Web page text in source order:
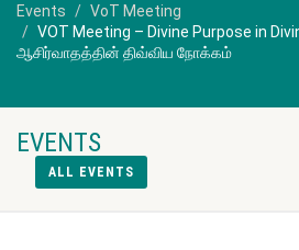
Events
VoT Meeting
VOT Meeting – Divine Purpose in
ஆசிர்வாதத்தின் திவ்விய நோக்கம்
EVENTS
ALL EVENTS